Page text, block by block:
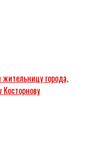
жительницу города,